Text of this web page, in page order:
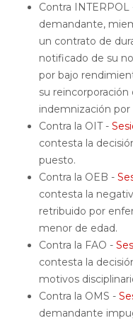
Contra INTERPOL
demandante,
un contrato de
notificado de su
por bajo
su
indemnización
Contra la OIT -
contesta la
puesto.
Contra la OEB -
contesta la
retribuido por
menor de edad.
Contra la FAO -
contesta la
motivos
Contra la OMS -
demandante